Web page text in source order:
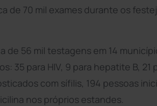
de 70 mil exames durante os
de 56 mil testagens em 14
35 para HIV, 9 para hepatite B, 21
com sífilis, 194 pessoas
nos próprios estandes.